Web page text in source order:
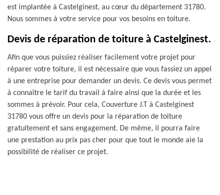
est implantée à Castelginest, au cœur du département 31780.
Nous sommes à votre service pour vos besoins en toiture.
Devis de réparation de toiture à Castelginest.
Afin que vous puissiez réaliser facilement votre projet pour
réparer votre toiture, il est nécessaire que vous fassiez un appel
à une entreprise pour demander un devis. Ce devis vous permet
à connaître le tarif du travail à faire ainsi que la durée et les
sommes à prévoir. Pour cela, Couverture J.T à Castelginest
31780 vous offre un devis pour la réparation de toiture
gratuitement et sans engagement. De même, il pourra faire
une prestation au prix pas cher pour que tout le monde aie la
possibilité de réaliser ce projet.